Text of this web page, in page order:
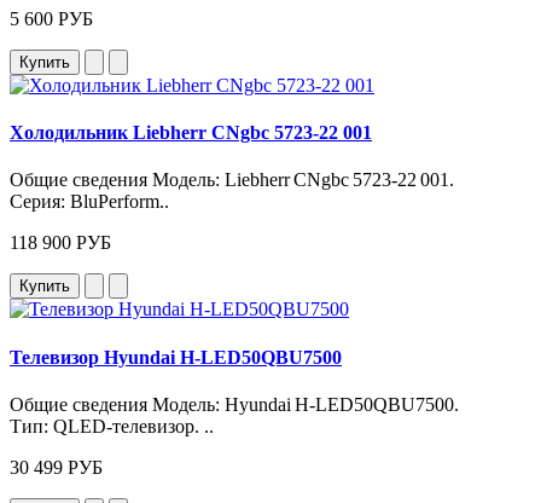
5 600 РУБ
Купить
Холодильник Liebherr CNgbc 5723-22 001
Общие сведения Модель: Liebherr CNgbc 5723‑22 001.
Серия: BluPerform..
118 900 РУБ
Купить
Телевизор Hyundai H-LED50QBU7500
Общие сведения Модель: Hyundai H‑LED50QBU7500.
Тип: QLED‑телевизор. ..
30 499 РУБ